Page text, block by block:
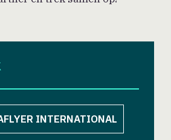
INTERNATIONAL